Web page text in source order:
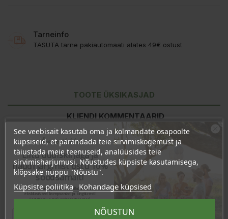
Tarneinfo
TASUTA tarne pakiautomaati alates 49€ ostust
TOOTE ÜKSIKASJAD
KLIENDI KOMMENTAARID
See veebisait kasutab oma ja kolmandate osapoolte
küpsiseid, et parandada teie sirvimiskogemust ja
täiustada meie teenuseid, analüüsides teie
sirvimisharjumusi. Nõustudes küpsiste kasutamisega,
klõpsake nuppu "Nõustu".
Küpsiste poliitika Kohandage küpsised
NÕUSTUN
Ära veel lahku!
Liitu uudiskirjaga ja
naudi järgmist ostu 10%
soodsamalt!
Sind ootavad spetsiaalsed allahindlused,
eksklusiivsed kampaaniad ja kingitused!
Registreeru e-maili aadressiga ja saad